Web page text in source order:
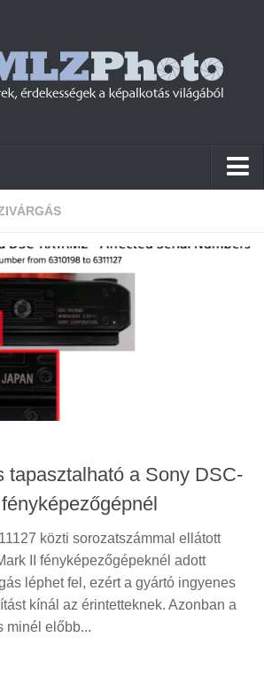
tapasztalható a Sony DSC-
közti sorozatszámmal ellátott
II fényképezőgépeknél adott
léphet fel, ezért a gyártó ingyenes
kínál az érintetteknek. Azonban a
minél előbb...